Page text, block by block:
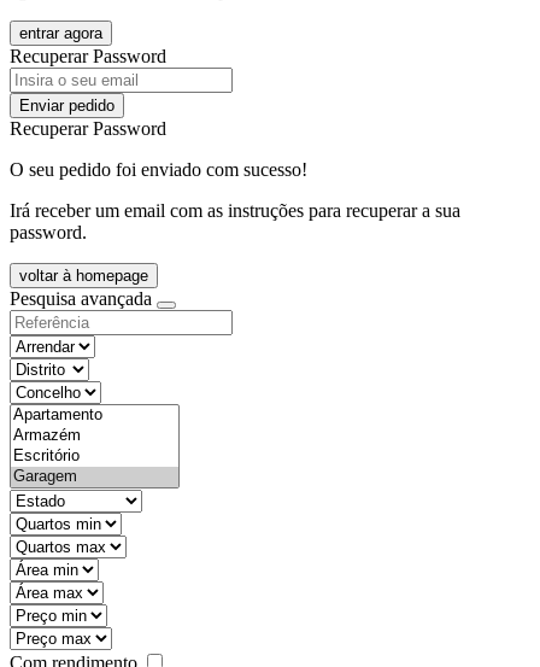
entrar agora
Recuperar Password
Enviar pedido
Recuperar Password
O seu pedido foi enviado com sucesso!
Irá receber um email com as instruções para recuperar a sua
password.
voltar à homepage
Pesquisa avançada
objective
districtId
countyId
types
state
mintypo
maxtypo
minarea
maxarea
minprice
maxprice
Com rendimento